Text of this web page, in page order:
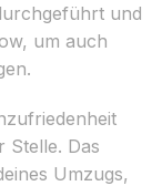
und
um auch
Stelle. Das
Umzugs,